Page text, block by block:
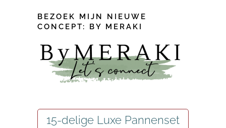
BEZOEK MIJN NIEUWE
CONCEPT: BY MERAKI
15-delige Luxe Pannenset